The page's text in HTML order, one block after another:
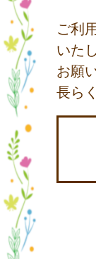
ご利
いた
お願
長ら